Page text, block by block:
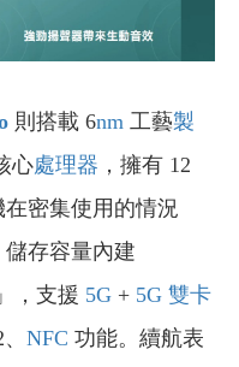
則搭載 6nm 工藝製
心處理器 ，擁有 12
密集使用的情況
存容量內建
」，支援 5G + 5G 雙卡
NFC 功能。續航表